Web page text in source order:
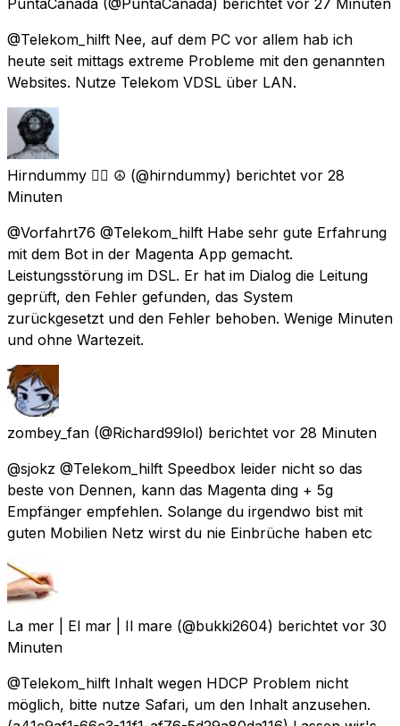
@Telekom_hilft Nee, auf dem PC vor allem hab ich
heute seit mittags extreme Probleme mit den genannten
Websites. Nutze Telekom VDSL über LAN.
Hirndummy 🏴‍☠️ ☮ (@hirndummy) berichtet vor 28
Minuten
@Vorfahrt76 @Telekom_hilft Habe sehr gute Erfahrung
mit dem Bot in der Magenta App gemacht.
Leistungsstörung im DSL. Er hat im Dialog die Leitung
geprüft, den Fehler gefunden, das System
zurückgesetzt und den Fehler behoben. Wenige Minuten
und ohne Wartezeit.
zombey_fan (@Richard99lol) berichtet vor 28 Minuten
@sjokz @Telekom_hilft Speedbox leider nicht so das
beste von Dennen, kann das Magenta ding + 5g
Empfänger empfehlen. Solange du irgendwo bist mit
guten Mobilien Netz wirst du nie Einbrüche haben etc
La mer | El mar | Il mare (@bukki2604) berichtet vor 30
Minuten
@Telekom_hilft Inhalt wegen HDCP Problem nicht
möglich, bitte nutze Safari, um den Inhalt anzusehen.